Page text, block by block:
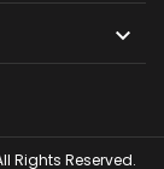

Rights Reserved.